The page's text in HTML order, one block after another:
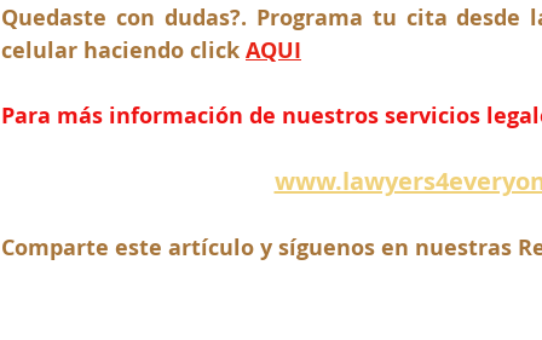
Quedaste con dudas?. Programa tu cita
celular haciendo click AQUI
Para más información de nuestros servicios
Comparte este artículo y síguenos en nuestras